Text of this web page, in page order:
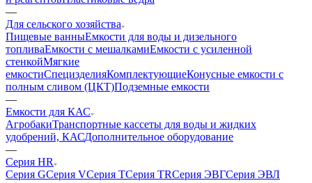
—
Для сельского хозяйства
Пищевые ванныЕмкости для воды и дизельного
топливаЕмкости с мешалкамиЕмкости с усиленной
стенкойМягкие
емкостиСпецизделияКомплектующиеКонусные емкости с
полным сливом (ЦКТ)Подземные емкости
—
Емкости для КАС
АгробакиТранспортные кассеты для воды и жидких
удобрений, КАСДополнительное оборудование
—
Серия HR
Серия GСерия VСерия TСерия TRСерия ЭВГСерия ЭВЛ